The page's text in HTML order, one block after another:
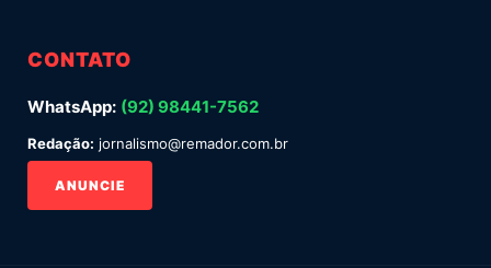
CONTATO
WhatsApp: (92) 98441-7562
Redação: jornalismo@remador.com.br
ANUNCIE